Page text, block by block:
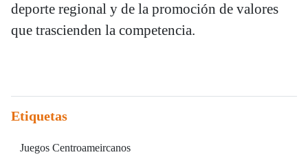
deporte regional y de la promoción de valores
que trascienden la competencia.
Etiquetas
Juegos Centroameircanos